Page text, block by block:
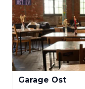
Garage Ost